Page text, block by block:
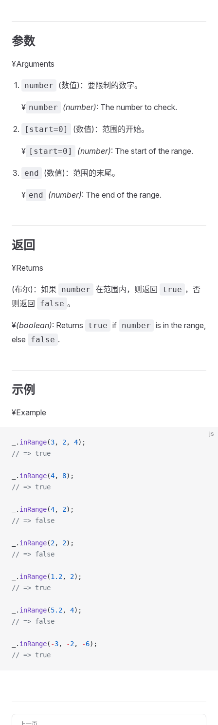
参数
¥Arguments
number (数值)：要限制的数字。
¥ number (number): The number to check.
[start=0] (数值)：范围的开始。
¥ [start=0] (number): The start of the range.
end (数值)：范围的末尾。
¥ end (number): The end of the range.
返回
¥Returns
(布尔)：如果 number 在范围内，则返回 true ，否
则返回
false 。
¥(boolean): Returns true if number is in the range,
else
false .
示例
¥Example
js
_. inRange(3, 2, 4);
// => true
_. inRange(4, 8);
// => true
_. inRange(4, 2);
// => false
_. inRange(2, 2);
// => false
_. inRange(1.2, 2);
// => true
_. inRange(5.2, 4);
// => false
_. inRange( -3, -2, -6);
// => true
Pager